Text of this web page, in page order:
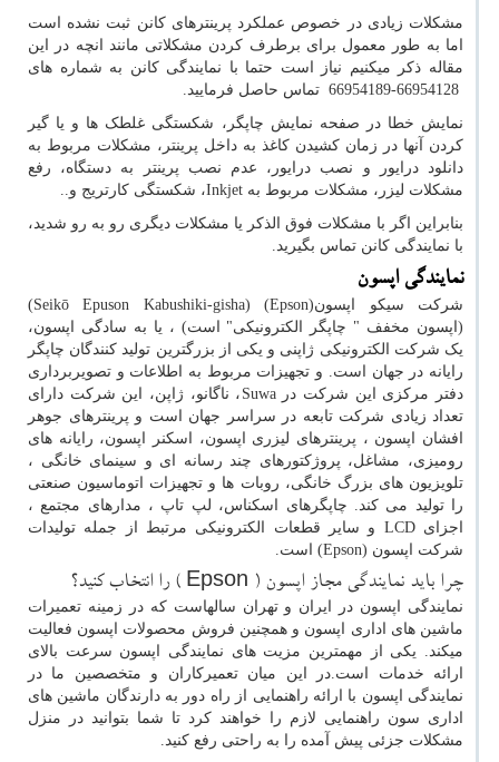
مشکلات زیادی در خصوص عملکرد پرینترهای کانن ثبت نشده است
اما به طور معمول برای برطرف کردن مشکلاتی مانند انچه در این
مقاله ذکر میکنیم نیاز است حتما با نمایندگی کانن به شماره های
نمایش خطا در صفحه نمایش چاپگر، شکستگی غلطک ها و یا گیر
کردن آنها در زمان کشیدن کاغذ به داخل پرینتر، مشکلات مربوط به
دانلود درایور و نصب درایور، عدم نصب پرینتر به دستگاه، رفع
مشکلات لیزر، مشکلات مربوط به Inkjet، شکستگی کارتریج و..
بنابراین اگر با مشکلات فوق الذکر یا مشکلات دیگری رو به رو شدید،
با نمایندگی کانن تماس بگیرید.
نمایندگی اپسون
شرکت سیکو اپسون(Epson
) (Seikō Epuson Kabushiki-gisha)
(اپسون مخفف " چاپگر الکترونیکی" است) ، یا به سادگی اپسون،
یک شرکت الکترونیکی ژاپنی و یکی از بزرگترین تولید کنندگان چاپگر
رایانه در جهان است. و تجهیزات مربوط به اطلاعات و تصویربرداری
دفتر مرکزی این شرکت درSuwa ، ناگانو، ژاپن، این شرکت دارای
تعداد زیادی شرکت تابعه در سراسر جهان است و پرینترهای جوهر
افشان اپسون ، پرینترهای لیزری اپسون، اسکنر اپسون، رایانه های
رومیزی، مشاغل، پروژکتورهای چند رسانه ای و سینمای خانگی ،
تلویزیون های بزرگ خانگی، روبات ها و تجهیزات اتوماسیون صنعتی
را تولید می کند. چاپگرهای اسکناس، لپ تاپ ، مدارهای مجتمع ،
اجزایLCD و سایر قطعات الکترونیکی مرتبط از جمله تولیدات
شرکت اپسون (Epson) است.
چرا باید نمایندگی مجاز اپسون ( Epson ) را انتخاب کنید؟
نمایندگی اپسون در ایران و تهران سالهاست که در زمینه تعمیرات
ماشین های اداری اپسون و همچنین فروش محصولات اپسون فعالیت
میکند. یکی از مهمترین مزیت های نمایندگی اپسون سرعت بالای
ارائه خدمات است.در این میان تعمیرکاران و متخصصین ما در
نمایندگی اپسون با ارائه راهنمایی از راه دور به دارندگان ماشین های
اداری سون راهنمایی لازم را خواهند کرد تا شما بتوانید در منزل
مشکلات جزئی پیش آمده را به راحتی رفع کنید.